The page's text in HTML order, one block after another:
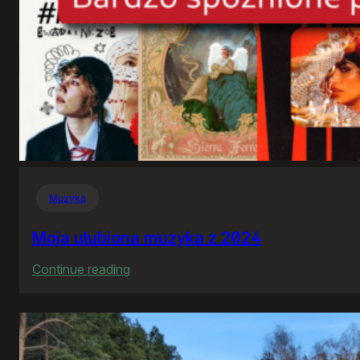
Muzyka
Moja ulubiona muzyka z 2024
Continue reading
ulubiona
muzyka
z